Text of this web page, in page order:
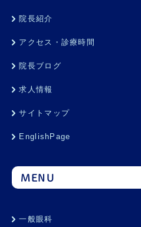
院長紹介
アクセス・診療時間
院長ブログ
求人情報
サイトマップ
EnglishPage
MENU
一般眼科